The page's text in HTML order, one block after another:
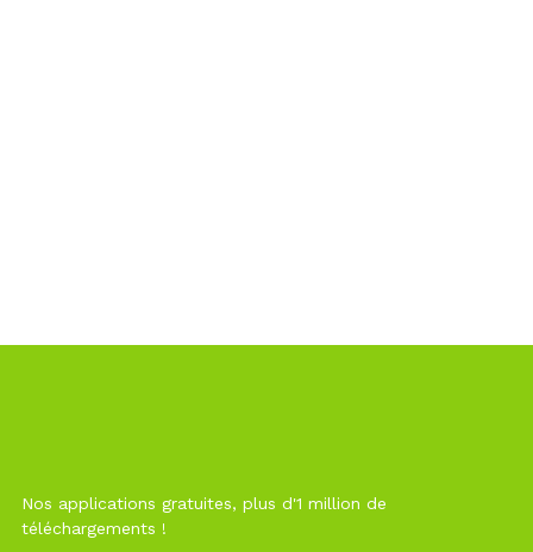
Nos applications gratuites, plus d'1 million de
téléchargements !